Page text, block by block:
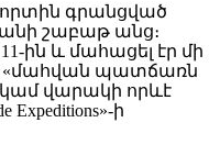
գրանցված
շաբաթ անց։
ին և մահացել էր մի
«մահվան պատճառն
կամ վարակի որևէ
ի